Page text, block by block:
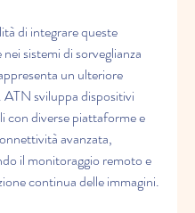
di integrare queste
sistemi di sorveglianza
un ulteriore
ATN sviluppa dispositivi
con diverse piattaforme e
avanzata,
il monitoraggio remoto e
continua delle immagini.